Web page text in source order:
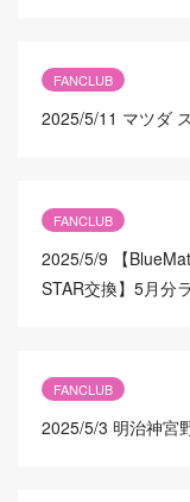
FANCLUB
2025/5/11 マツダ
FANCLUB
2025/5/9
【
STAR交換】5月分
FANCLUB
2025/5/3 明治神宮